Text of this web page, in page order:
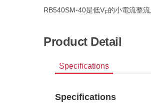
RB540SM-40是低VF的小電流整流
Product Detail
Specifications
Specifications